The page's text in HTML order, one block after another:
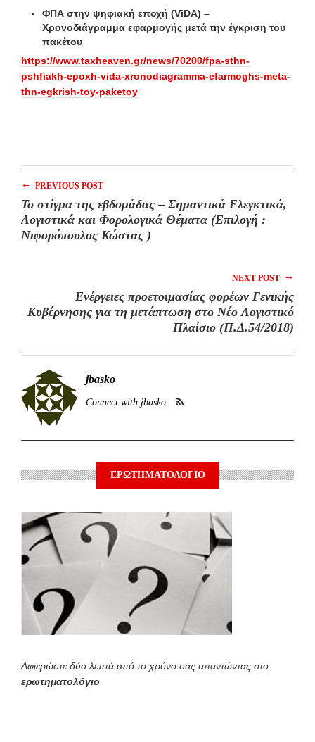
ΦΠΑ στην ψηφιακή εποχή (ViDA) –
Χρονοδιάγραμμα εφαρμογής μετά την έγκριση του
πακέτου
https://www.taxheaven.gr/news/70200/fpa-sthn-
pshfiakh-epoxh-vida-xronodiagramma-efarmoghs-meta-
thn-egkrish-toy-paketoy
← PREVIOUS POST
To στίγμα της εβδομάδας – Σημαντικά Ελεγκτικά,
Λογιστικά και Φορολογικά Θέματα (Επιλογή :
Νιφορόπουλος Κώστας )
NEXT POST →
Ενέργειες προετοιμασίας φορέων Γενικής
Κυβέρνησης για τη μετάπτωση στο Νέο Λογιστικό
Πλαίσιο (Π.Δ.54/2018)
jbasko
Connect with jbasko
ΕΡΩΤΗΜΑΤΟΛΟΓΙΟ
Αφιερώστε δύο λεπτά από το χρόνο σας απαντώντας στο
ερωτηματολόγιο